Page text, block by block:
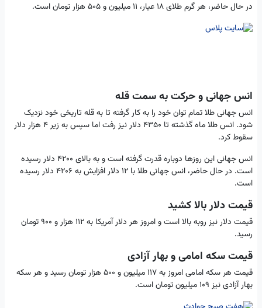
در حال حاضر، هر گرم طلای ۱۸ عیار، ۱۱ میلیون و ۵۰۵ هزار تومان است.
انس جهانی و حرکت به سمت قله
انس جهانی طلا تمام توان خود را به کار گرفته تا به قله تاریخی خود نزدیک
شود. انس طلا ماه گذشته تا ۴۳۵۰ دلار نیز رفت اما سپس به زیر ۴ هزار دلار
سقوط کرد.
انس جهانی این روزها دوباره قدرت گرفته است و به بالای ۴۲۰۰ دلار رسیده
است. در حال حاضر، انس جهانی طلا با ۱۲ دلار افزایش به ۴۲۰۶ دلار رسیده
است.
قیمت دلار بالا کشید
قیمت دلار نیز روبه بالا است و امروز هر دلار آمریکا به ۱۱۲ هزار و ۹۰۰ تومان
رسید.
قیمت سکه امامی و بهار آزادی
قیمت هر سکه امامی امروز به ۱۱۷ میلیون و ۵۰۰ هزار تومان رسید و هر سکه
بهار آزادی نیز ۱۰۹ میلیون تومان است.